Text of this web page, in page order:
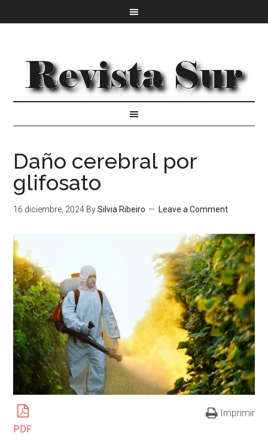
Daño cerebral por
glifosato
16 diciembre, 2024 BySilvia Ribeiro Leave a Comment
PDF
Imprimir